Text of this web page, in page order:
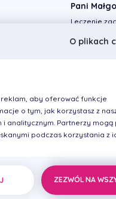
Pani
Leczenie
zabiegi
koron i
O plikach
aby oferować funkcje
o tym, jak korzystasz z
analitycznym. Partnerzy mogą
podczas korzystania z
ZEZWÓL NA